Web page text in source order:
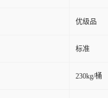
优级品
标准
230kg/桶